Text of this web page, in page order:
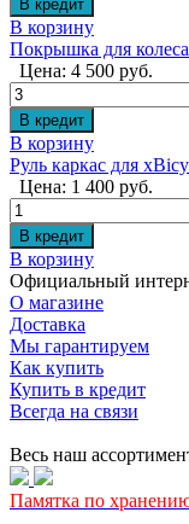
В корзину
Покрышка для
Цена: 4 500 руб.
В корзину
Руль каркас для
Цена: 1 400 руб.
В корзину
Официальный
О магазине
Доставка
Мы гарантируем
Как купить
Купить в кредит
Всегда на связи
Весь наш
Памятка по